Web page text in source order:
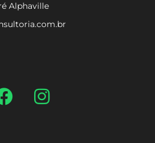
Alphaville